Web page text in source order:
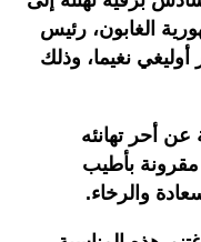
الغابون، رئيس
أوليغي نغيما، وذلك
أحر تهانئه
مقرونة بأطيب
والرخاء.